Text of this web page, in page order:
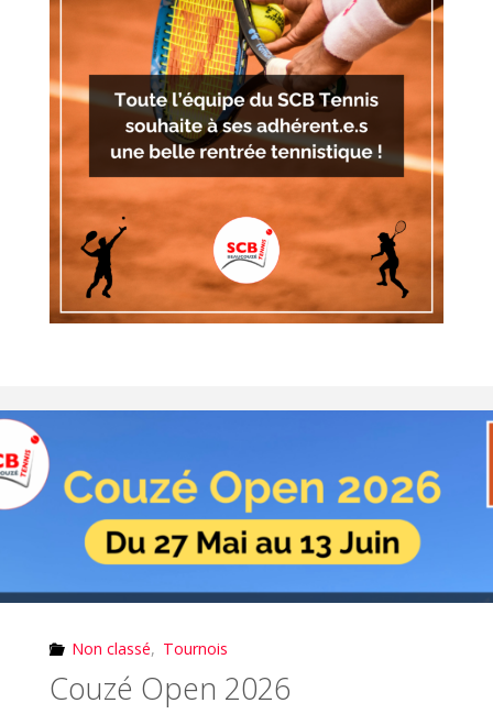
Non classé, Tournois
Couzé Open 2026